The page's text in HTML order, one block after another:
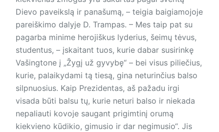
Dievo paveikslą ir panašumą, – teigia baigiamojoje
pareiškimo dalyje D. Trampas. – Mes taip pat su
pagarba minime herojiškus lyderius, šeimų tėvus,
studentus, – įskaitant tuos, kurie dabar susirinkę
Vašingtone į „Žygį už gyvybę“ – bei visus piliečius,
kurie, palaikydami tą tiesą, gina neturinčius balso
silpnuosius. Kaip Prezidentas, aš pažadu irgi
visada būti balsu tų, kurie neturi balso ir niekada
nepaliauti kovoje saugant prigimtinį orumą
kiekvieno kūdikio, gimusio ir dar negimusio“. Jis